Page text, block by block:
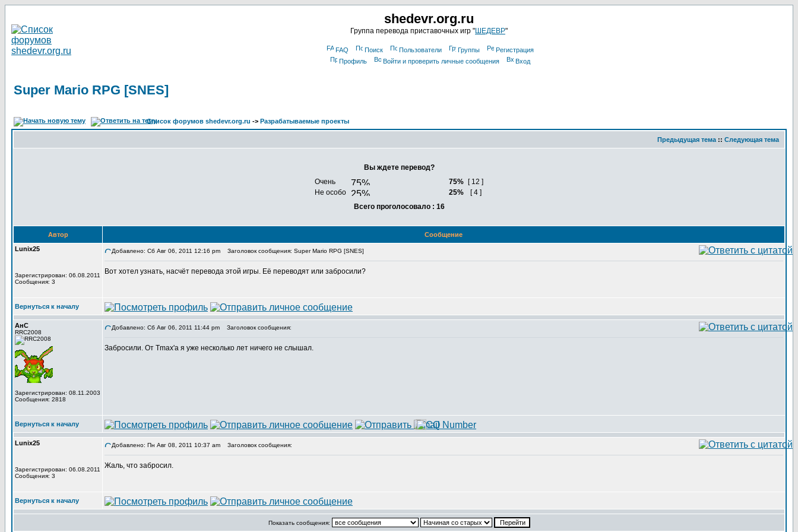
shedevr.org.ru
Группа перевода приставочных игр "ШЕДЕВР"
FAQ Поиск Пользователи Группы
Регистрация
Профиль
Войти и проверить личные сообщения Вход
Super Mario RPG [SNES]
Список форумов shedevr.org.ru -> Разрабатываемые проекты
Предыдущая тема :: Следующая тема
Вы ждете перевод?
Очень
75%
[ 12 ]
Не особо
25%
[ 4 ]
Всего проголосовало : 16
Автор
Сообщение
Lunix25
Зарегистрирован: 06.08.2011
Сообщения: 3
Добавлено: Сб Авг 06, 2011 12:16 pm Заголовок сообщения: Super Mario RPG [SNES]
Вот хотел узнать, насчёт перевода этой игры. Её переводят или забросили?
Вернуться к началу
АнС
RRC2008
Зарегистрирован: 08.11.2003
Сообщения: 2818
Добавлено: Сб Авг 06, 2011 11:44 pm Заголовок сообщения:
Забросили. От Tmax'а я уже несколько лет ничего не слышал.
Вернуться к началу
Lunix25
Зарегистрирован: 06.08.2011
Сообщения: 3
Добавлено: Пн Авг 08, 2011 10:37 am Заголовок сообщения:
Жаль, что забросил.
Вернуться к началу
Показать сообщения: